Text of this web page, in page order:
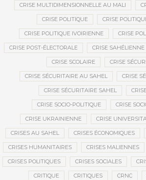
CRISE MULTIDIMENSIONNELLE AU MALI
CRISE POLITIQUE CRISE
CRISE POLITIQUE IVOIRIENNE CRISE
CRISE POST-ÉLECTORALE CRISE SAHÉLIENNE
CRISE SCOLAIRE CRISE
CRISE SÉCURITAIRE AU SAHEL CRISE
CRISE SÉCURITAIRE SAHEL
CRISE SOCIO-POLITIQUE CRISE
CRISE UKRAINIENNE CRISE
CRISES AU SAHEL CRISES ÉCONOMIQUES
CRISES HUMANITAIRES CRISES MALIENNES
CRISES POLITIQUES CRISES SOCIALES
CRITIQUE CRITIQUES CRNC